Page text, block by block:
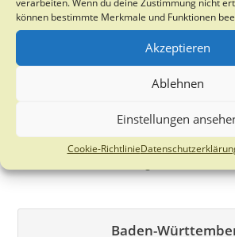
können bestimmte Merkmale und Funktionen
Akzeptieren
Ablehnen
Einstellungen
Cookie-Richtlinie
von Auslandsaufenthalten –
13. Februar 2025
Informationsveranstaltung über
Waldpädagogik-
21. Mai 2026
Baden-